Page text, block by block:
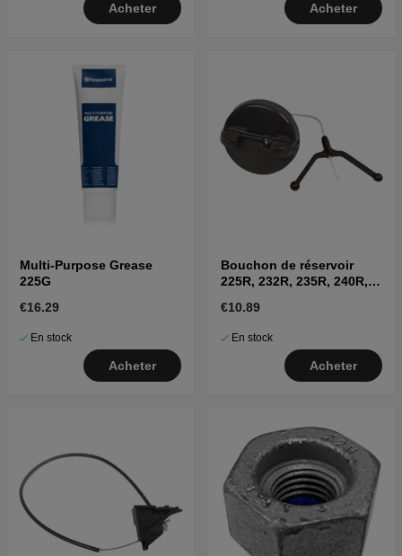
Acheter Acheter
Multi-Purpose Grease
225G
€16.29
En stock
Acheter
Bouchon de réservoir
225R, 232R, 235R, 240R,
€10.89
En stock
Acheter